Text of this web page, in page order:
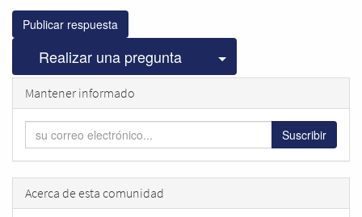
Publicar respuesta
Realizar una pregunta Seleccionar
Mantener informado
Suscribir
Acerca de esta comunidad